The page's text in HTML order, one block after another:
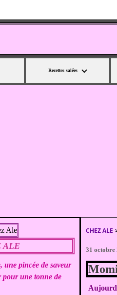
Recettes salées
ALE
une pincée de saveur
pour une tonne de
CHEZ ALE
31 octobre